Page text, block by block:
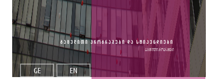
GE EN
გაცვლითი პროგრამები და სტიპენდიები
გაცვლითი პროგრამები